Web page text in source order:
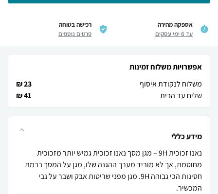
אספקה מהירה
עד 6 ימי עסקים
רכישה בטוחה
פרטים נוספים
אפשרויות משלוח זמינות
משלוח לנקודת איסוף
23 ₪
שליח עד הבית
41 ₪
מידע כללי
נאנו זכוכית 9H – מגן מסך נאנו זכוכית גמיש יותר מזכוכית
מחוסמת, אך לא מוריד מערך ההגנה שלו, מגן על המסך ברמת
חסינות הכי גבוהה 9H. מגן מפני שריטות אבק ושבר על גבי
המכשיר.